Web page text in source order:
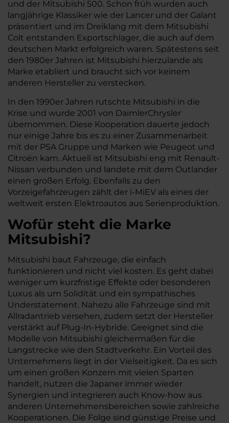
und der Mitsubishi 500. Schon früh wurden auch
langjährige Klassiker wie der Lancer und der Galant
präsentiert und im Dreiklang mit dem Mitsubishi
Colt entstanden Exportschlager, die auch auf dem
deutschen Markt erfolgreich waren. Spätestens seit
den 1980er Jahren ist Mitsubishi hierzulande als
Marke etabliert und braucht sich vor keinem
anderen Hersteller zu verstecken.
In den 1990er Jahren rutschte Mitsubishi in die
Krise und wurde 2001 von DaimlerChrysler
übernommen. Diese Kooperation dauerte jedoch
nur einige Jahre bis es zu einer Zusammenarbeit
mit der PSA Gruppe und Marken wie Peugeot und
Citroën kam. Aktuell ist Mitsubishi eng mit Renault-
Nissan verbunden und landete mit dem Outlander
einen großen Erfolg. Ebenfalls zu den
Vorzeigefahrzeugen zählt der i-MiEV als eines der
weltweit ersten Elektroautos aus Serienproduktion.
Wofür steht die Marke
Mitsubishi?
Mitsubishi baut Fahrzeuge, die einfach
funktionieren und nicht viel kosten. Es geht dabei
weniger um kurzfristige Effekte oder besonderen
Luxus als um Solidität und ein sympathisches
Understatement. Nahezu alle Fahrzeuge sind mit
Allradantrieb versehen, zudem setzt der Hersteller
verstärkt auf Plug-In-Hybride. Geeignet sind die
Modelle von Mitsubishi gleichermaßen für die
Langstrecke wie den Stadtverkehr. Ein Vorteil des
Unternehmens liegt in der Vielseitigkeit. Da es sich
um einen großen Konzern mit vielen Sparten
handelt, nutzen die Japaner immer wieder
Synergien und integrieren auch Know-how aus
anderen Unternehmensbereichen sowie zahlreiche
Kooperationen. Die Folge sind günstige Preise und